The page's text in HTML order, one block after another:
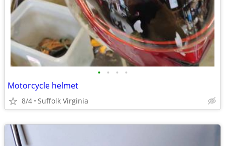
• • • •
Motorcycle helmet
8/4 Suffolk Virginia